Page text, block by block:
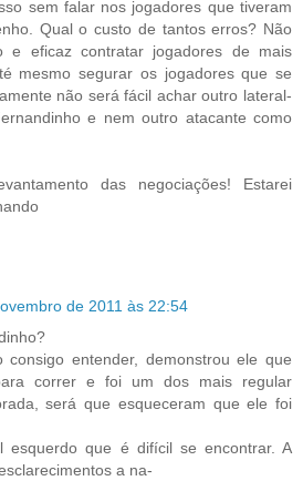
sem falar nos jogadores que tiveram
Qual o custo de tantos erros? Não
e eficaz contratar jogadores de mais
mesmo segurar os jogadores que se
não será fácil achar outro lateral-
e nem outro atacante como
das negociações! Estarei
de 2011 às 22:54
consigo entender, demonstrou ele que
correr e foi um dos mais regular
será que esqueceram que ele foi
esquerdo que é difícil se encontrar. A
a na-